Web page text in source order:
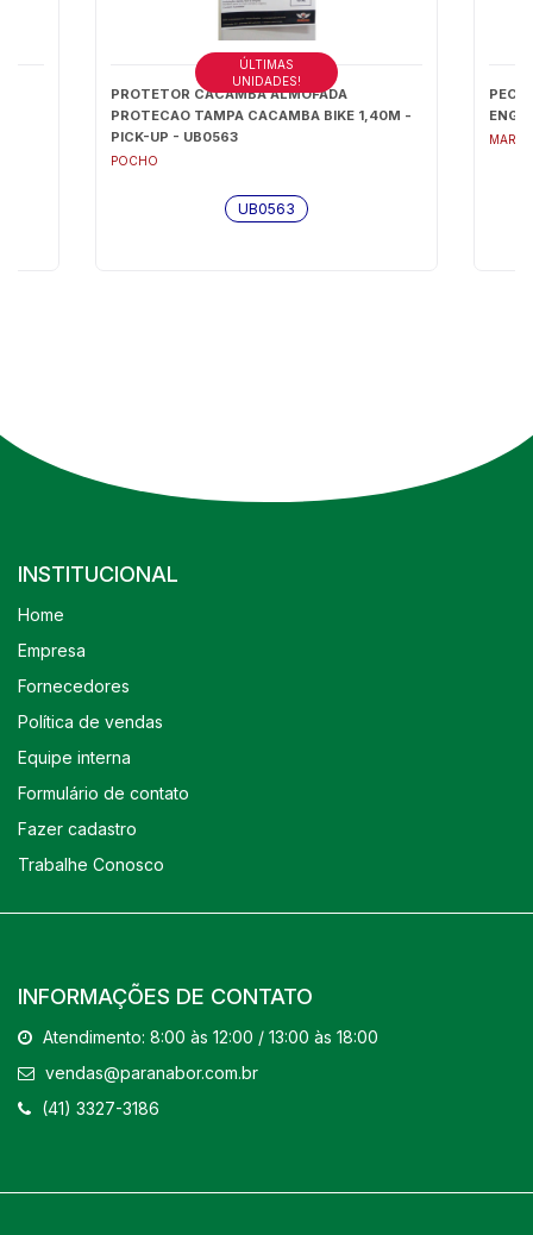
PROTETOR CACAMBA ALMOFADA
PROTECAO TAMPA CACAMBA BIKE 1,40M -
PICK-UP - UB0563
POCHO
ÚLTIMAS
UNIDADES!
UB0563
INSTITUCIONAL
Home
Empresa
Fornecedores
Política de vendas
Equipe interna
Formulário de contato
Fazer cadastro
Trabalhe Conosco
INFORMAÇÕES DE CONTATO
Atendimento: 8:00 às 12:00 / 13:00 às 18:00
vendas@paranabor.com.br
(41) 3327-3186